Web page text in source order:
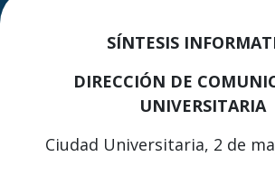
SÍNTESIS
DIRECCIÓN DE
UNIVERSITARIA
Ciudad Universitaria, 2 de